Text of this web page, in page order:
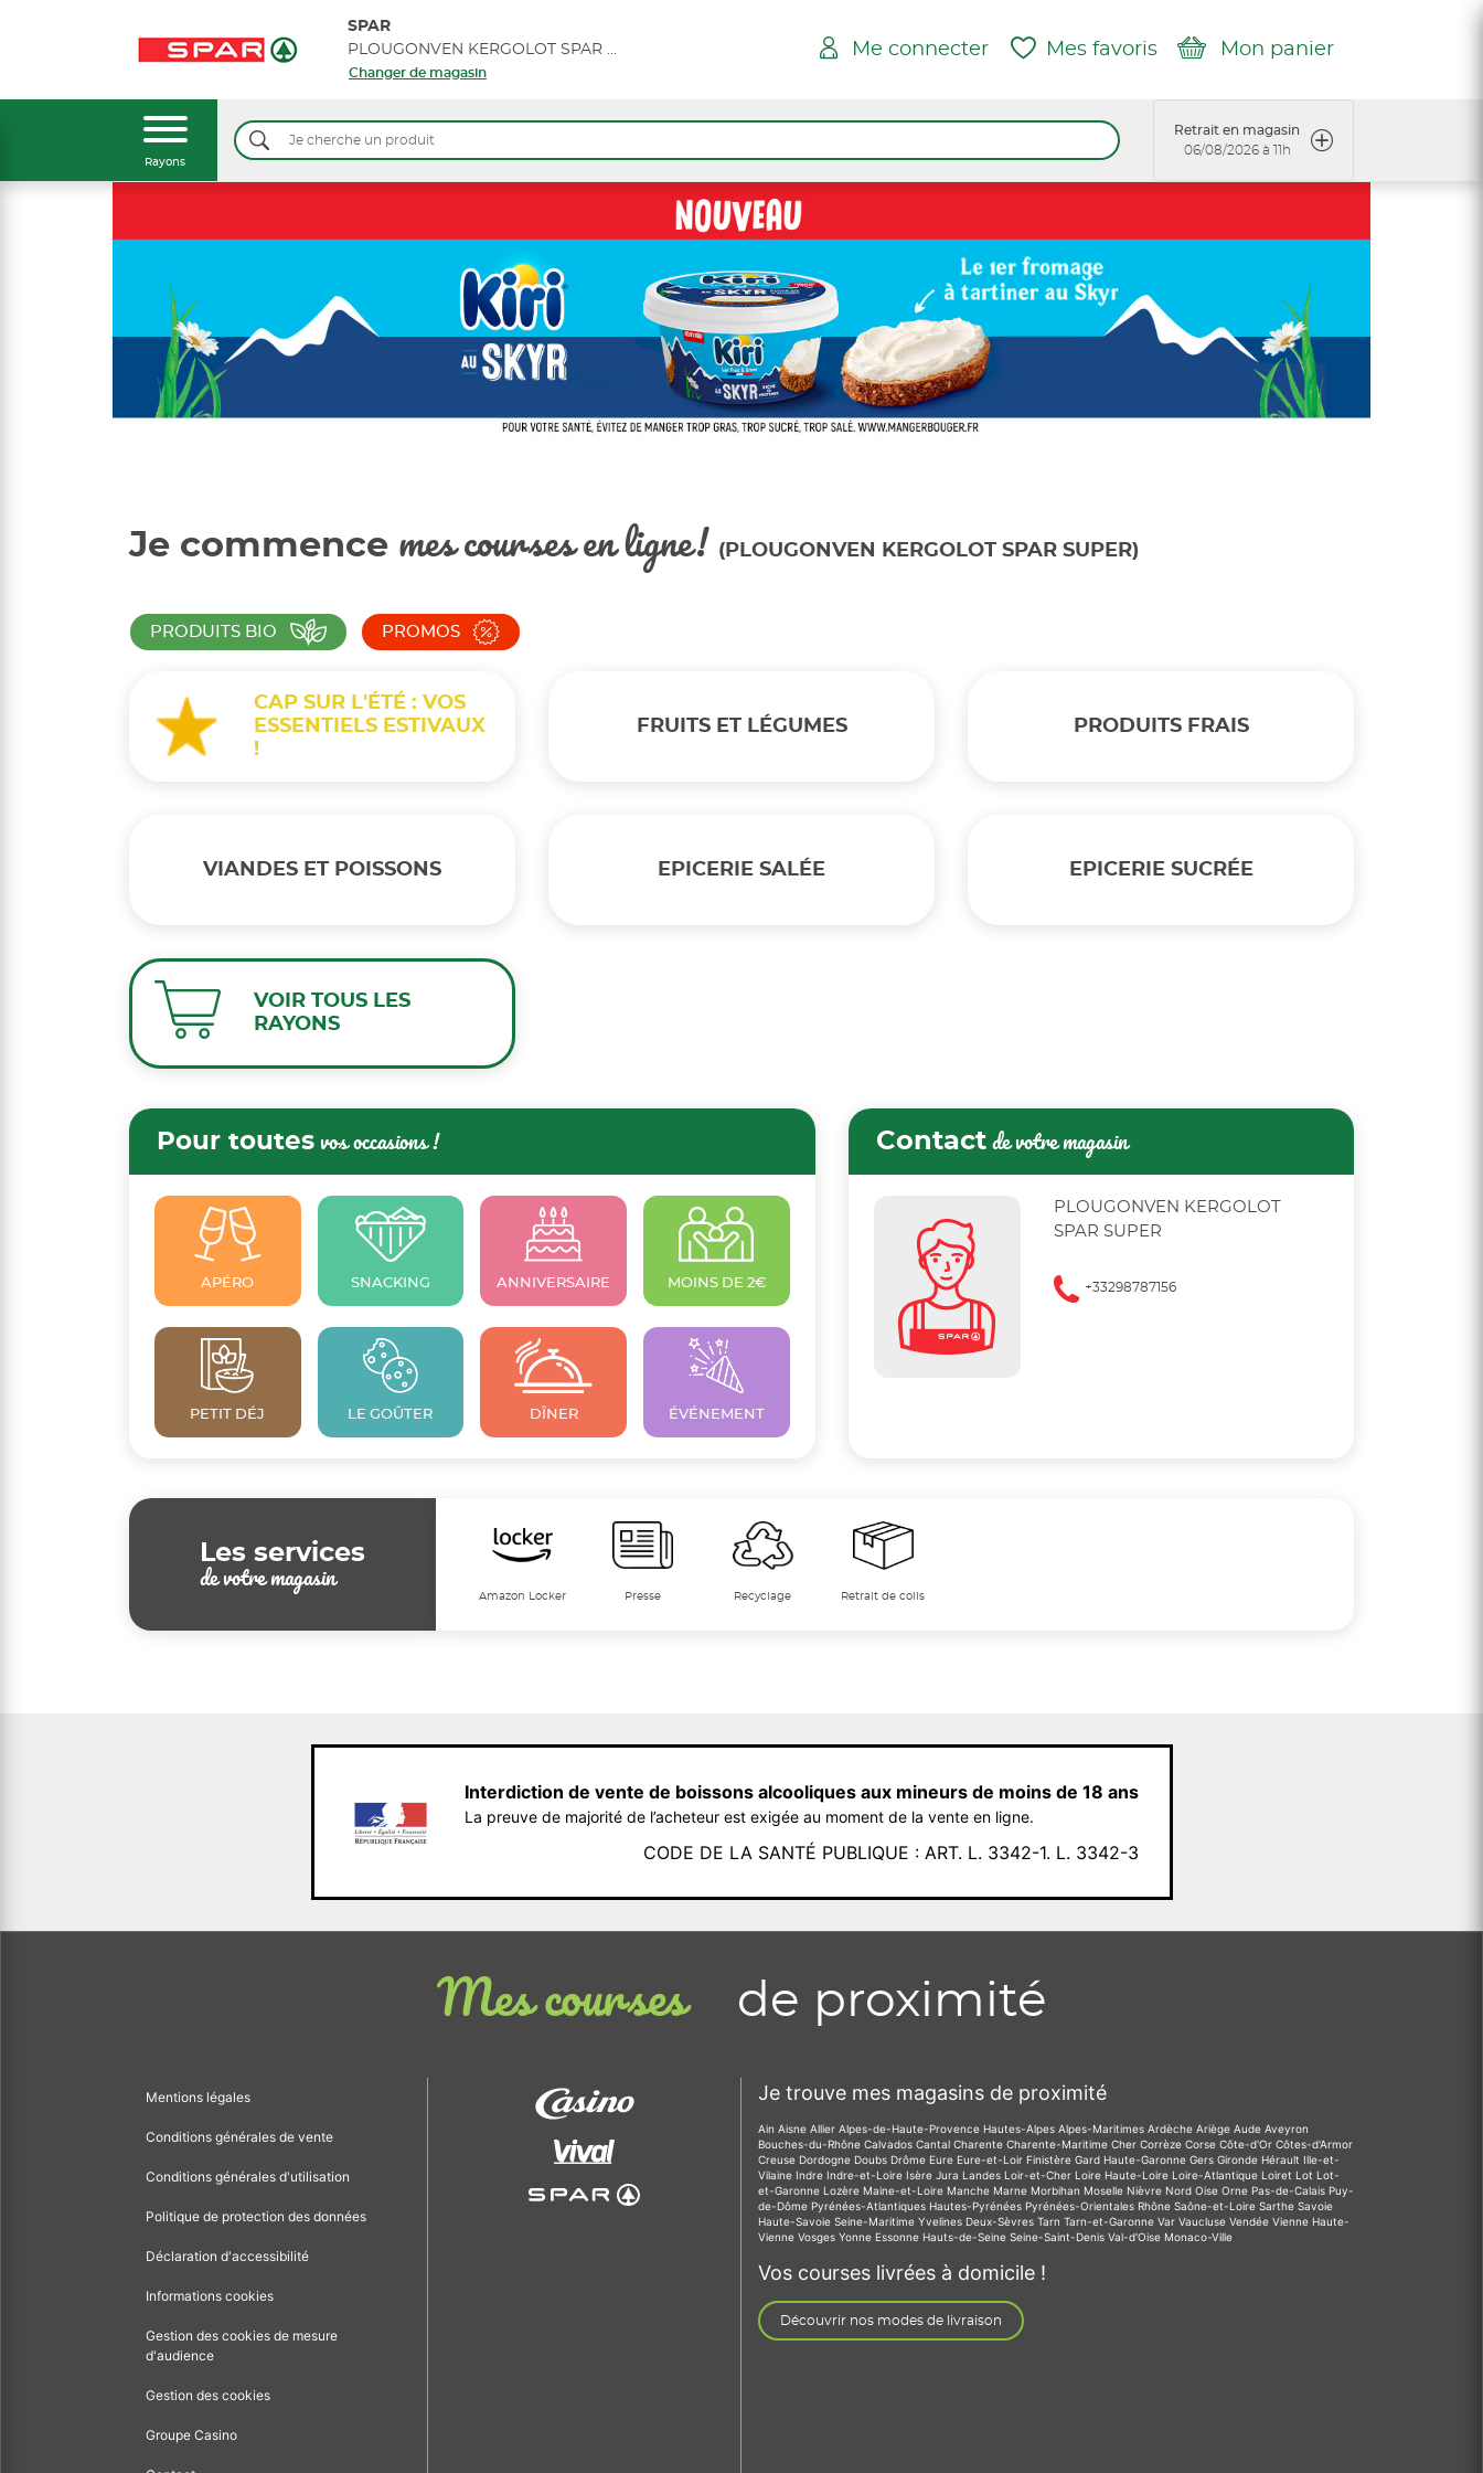
SPAR
PLOUGONVEN KERGOLOT SPAR SUPER
Changer de magasin
Me connecter Mes favoris Mon panier
Rayons
Retrait en magasin
06/08/2026 à 11h
Je commence mes courses en ligne! (PLOUGONVEN KERGOLOT SPAR SUPER)
PRODUITS BIO PROMOS
CAP SUR L'ÉTÉ : VOS
ESSENTIELS ESTIVAUX
!
FRUITS ET LÉGUMES PRODUITS FRAIS
VIANDES ET POISSONS EPICERIE SALÉE EPICERIE SUCRÉE
VOIR TOUS LES
RAYONS
Pour toutes vos occasions !
APÉRO SNACKING ANNIVERSAIRE MOINS DE 2€
PETIT DÉJ LE GOÛTER DÎNER ÉVÉNEMENT
Contact de votre magasin
PLOUGONVEN KERGOLOT
SPAR SUPER
+33298787156
Les services
de votre magasin
Amazon Locker Presse Recyclage Retrait de colis
Interdiction de vente de boissons alcooliques aux mineurs de moins de 18 ans
La preuve de majorité de l’acheteur est exigée au moment de la vente en ligne.
CODE DE LA SANTÉ PUBLIQUE : ART. L. 3342-1. L. 3342-3
Mes courses de proximité
Mentions légales
Conditions générales de vente
Conditions générales d'utilisation
Politique de protection des données
Déclaration d'accessibilité
Informations cookies
Gestion des cookies de mesure
d'audience
Gestion des cookies
Groupe Casino
Je trouve mes magasins de proximité
Ain Aisne Allier Alpes-de-Haute-Provence Hautes-Alpes Alpes-Maritimes Ardèche Ariège Aude Aveyron
Bouches-du-Rhône Calvados Cantal Charente Charente-Maritime Cher Corrèze Corse Côte-d'Or Côtes-d'Armor
Creuse Dordogne Doubs Drôme Eure Eure-et-Loir Finistère Gard Haute-Garonne Gers Gironde Hérault Ille-et-
Vilaine Indre Indre-et-Loire Isère Jura Landes Loir-et-Cher Loire Haute-Loire Loire-Atlantique Loiret Lot Lot-
et-Garonne Lozère Maine-et-Loire Manche Marne Morbihan Moselle Nièvre Nord Oise Orne Pas-de-Calais Puy-
de-Dôme Pyrénées-Atlantiques Hautes-Pyrénées Pyrénées-Orientales Rhône Saône-et-Loire Sarthe Savoie
Haute-Savoie Seine-Maritime Yvelines Deux-Sèvres Tarn Tarn-et-Garonne Var Vaucluse Vendée Vienne Haute-
Vienne Vosges Yonne Essonne Hauts-de-Seine Seine-Saint-Denis Val-d'Oise Monaco-Ville
Vos courses livrées à domicile !
Découvrir nos modes de livraison